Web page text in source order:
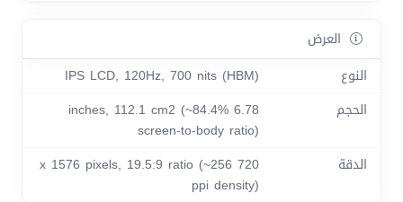
العرض
النوع
IPS LCD, 120Hz, 700 nits (HBM)
الحجم
6.78 inches, 112.1 cm2 (~84.4%
screen-to-body ratio)
الدقة
720 x 1576 pixels, 19.5:9 ratio (~256
ppi density)